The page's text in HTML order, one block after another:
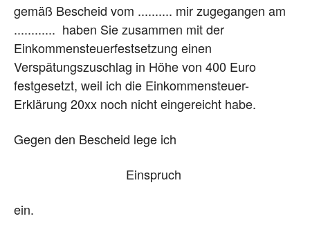
gemäß Bescheid vom .......... mir zugegangen am
............ haben Sie zusammen mit der
Einkommensteuerfestsetzung einen
Verspätungszuschlag in Höhe von 400 Euro
festgesetzt, weil ich die Einkommensteuer-
Erklärung 20xx noch nicht eingereicht habe.
Gegen den Bescheid lege ich
Einspruch
ein.